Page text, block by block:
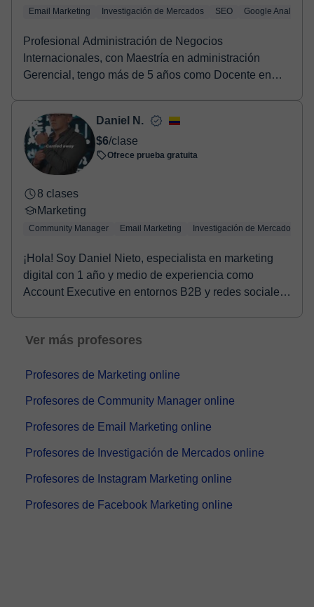
Email Marketing Investigación de Mercados SEO Google Analytics
Profesional Administración de Negocios
Internacionales, con Maestría en administración
Gerencial, tengo más de 5 años como Docente en
Daniel N.
$6/clase
Ofrece prueba gratuita
8 clases
Marketing
Community Manager Email Marketing Investigación de Mercados
¡Hola! Soy Daniel Nieto, especialista en marketing
digital con 1 año y medio de experiencia como
Account Executive en entornos B2B y redes sociales.
Ver más profesores
Profesores de Marketing online
Profesores de Community Manager online
Profesores de Email Marketing online
Profesores de Investigación de Mercados online
Profesores de Instagram Marketing online
Profesores de Facebook Marketing online